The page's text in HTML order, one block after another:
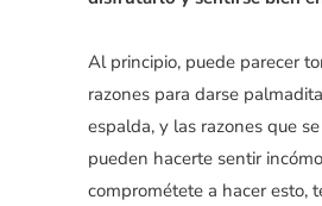
Al principio, puede parecer
razones para darse
espalda, y las razones que
pueden hacerte sentir
comprométete a hacer esto,